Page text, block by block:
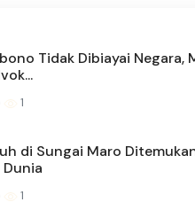
Tidak Dibiayai Negara,
1
di Sungai Maro
1